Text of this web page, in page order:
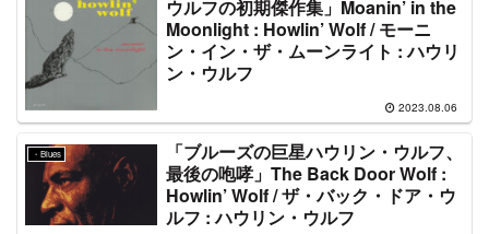
ウルフの初期傑作集」Moanin’ in the
Moonlight : Howlin’ Wolf / モーニ
ン・イン・ザ・ムーンライト : ハウリ
ン・ウルフ
2023.08.06
・Blues
「ブルーズの巨星ハウリン・ウルフ、
最後の咆哮」The Back Door Wolf :
Howlin’ Wolf / ザ・バック・ドア・ウ
ルフ : ハウリン・ウルフ